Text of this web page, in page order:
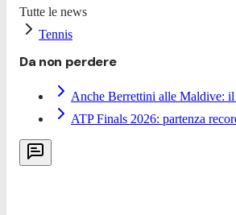
Tutte le news
Tennis
Da non perdere
Anche Berrettini alle Maldive:
ATP Finals 2026: partenza